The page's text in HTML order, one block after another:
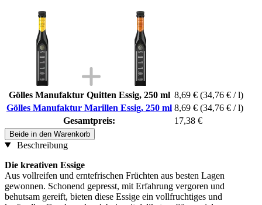
Gölles Manufaktur Quitten Essig, 250 ml 8,69 € (34,76 € / l)
Gölles Manufaktur Marillen Essig, 250 ml 8,69 € (34,76 € / l)
Gesamtpreis:
17,38 €
Beide in den Warenkorb
Beschreibung
Die kreativen Essige
Aus vollreifen und erntefrischen Früchten aus besten Lagen
gewonnen. Schonend gepresst, mit Erfahrung vergoren und
behutsam gereift, bieten diese Essige ein vollfruchtiges und